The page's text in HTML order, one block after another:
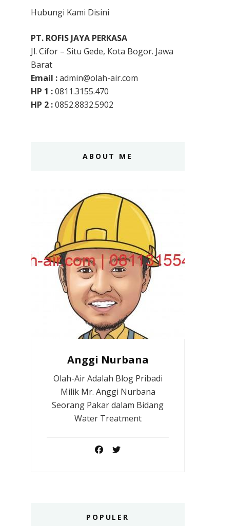
Hubungi Kami Disini
PT. ROFIS JAYA PERKASA
Jl. Cifor – Situ Gede, Kota Bogor. Jawa
Barat
Email :admin@olah-air.com
HP 1 :0811.3155.470
HP 2 :0852.8832.5902
ABOUT ME
Anggi Nurbana
Olah-Air Adalah Blog Pribadi
Milik Mr. Anggi Nurbana
Seorang Pakar dalam Bidang
Water Treatment
POPULER